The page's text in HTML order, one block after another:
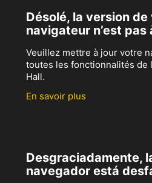
Désolé, la version
navigateur n’est pas
Veuillez mettre à jour votre
toutes les fonctionnalités de
Hall.
En savoir plus
Desgraciadamente,
navegador está